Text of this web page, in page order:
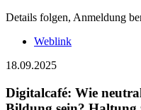
Details folgen, Anmeldung
Weblink
18.09.2025
Digitalcafé: Wie